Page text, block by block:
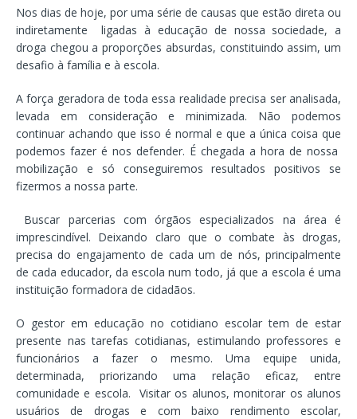
Nos dias de hoje, por uma série de causas que estão direta ou
indiretamente ligadas à educação de nossa sociedade, a
droga chegou a proporções absurdas, constituindo assim, um
desafio à família e à escola.
A força geradora de toda essa realidade precisa ser analisada,
levada em consideração e minimizada. Não podemos
continuar achando que isso é normal e que a única coisa que
podemos fazer é nos defender. É chegada a hora de nossa
mobilização e só conseguiremos resultados positivos se
fizermos a nossa parte.
Buscar parcerias com órgãos especializados na área é
imprescindível. Deixando claro que o combate às drogas,
precisa do engajamento de cada um de nós, principalmente
de cada educador, da escola num todo, já que a escola é uma
instituição formadora de cidadãos.
O gestor em educação no cotidiano escolar tem de estar
presente nas tarefas cotidianas, estimulando professores e
funcionários a fazer o mesmo. Uma equipe unida,
determinada, priorizando uma relação eficaz, entre
comunidade e escola. Visitar os alunos, monitorar os alunos
usuários de drogas e com baixo rendimento escolar,